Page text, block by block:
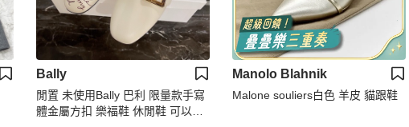
Bally
閒置 未使用Bally 巴利 限量款手寫
體金屬方扣 樂福鞋 休閒鞋 可以踩
Manolo Blahnik
Malone souliers白色 羊皮 貓跟鞋